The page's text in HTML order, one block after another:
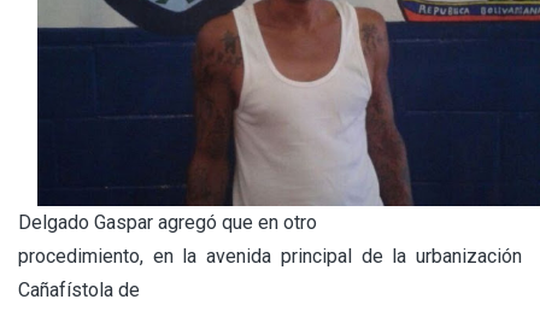
Delgado Gaspar agregó que en otro
procedimiento, en la avenida principal de la urbanización
Cañafístola de